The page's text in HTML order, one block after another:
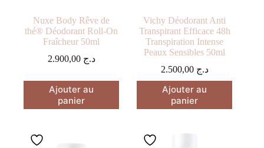
Nuxe Body Rêve de
thé® Déodorant Roll-On
Fraîcheur 50ml
د.ج 2.900,00
Ajouter au
panier
Vichy Déodorant Anti
Transpirant Efficace 48h
Transpiration Intense
Peaux Sensibles 50ml
د.ج 2.500,00
Ajouter au
panier